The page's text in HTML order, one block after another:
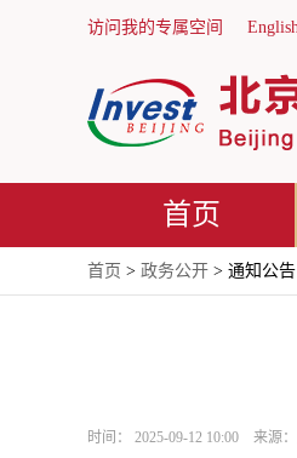
访问我的专属空间
首页
首页 > 政务公开 > 通知公告
时间： 2025-09-12 10:00 来源